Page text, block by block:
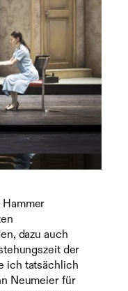
dazu auch
der
ich tatsächlich
Neumeier für